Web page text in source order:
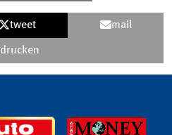
tweet mail
drucken